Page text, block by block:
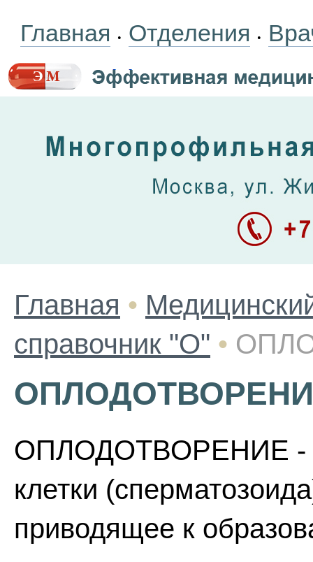
Главная • Отделения •
Главная •
справочник "О" •
ОПЛОДОТВОРЕНИЕ -
клетки
приводящее к